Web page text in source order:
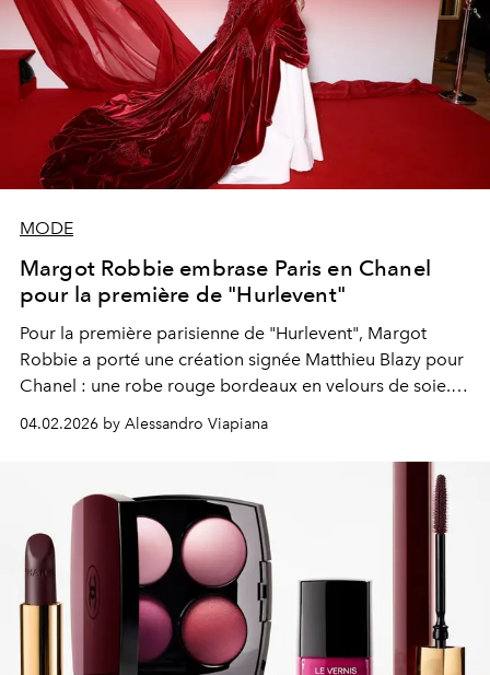
MODE
Margot Robbie embrase Paris en Chanel
pour la première de "Hurlevent"
Pour la première parisienne de "Hurlevent", Margot
Robbie a porté une création signée Matthieu Blazy pour
Chanel : une robe rouge bordeaux en velours de soie.
L’actrice révèle également que le film d’Emerald Fennell
mettra en scène plusieurs pièces Chanel d’archives.
04.02.2026 by Alessandro Viapiana